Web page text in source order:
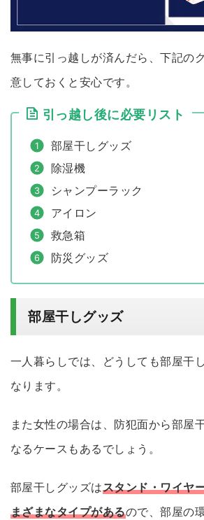
無事に引っ越しが済んだら、下記の
意しておくと安心です。
引っ越し後に必要リスト
部屋干しグッズ
除湿機
シャンプーラック
アイロン
救急箱
防災グッズ
部屋干しグッズ
一人暮らしでは、どうしても部屋干
なります。
また女性の場合は、防犯面から部屋
なるケースもあるでしょう。
部屋干しグッズはスタンド・ワイヤ
まざまなタイプがあるので、部屋の